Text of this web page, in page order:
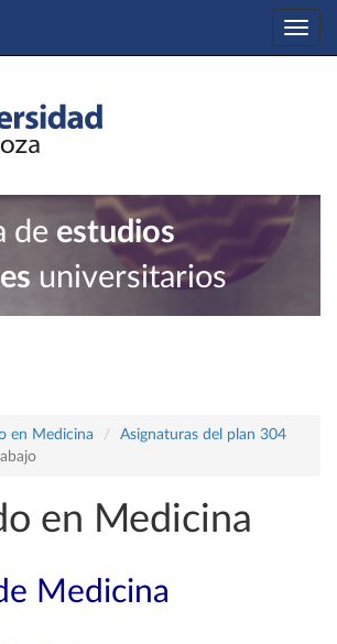
de estudios
universitarios
en Medicina
Asignaturas del plan 304
en Medicina
Medicina